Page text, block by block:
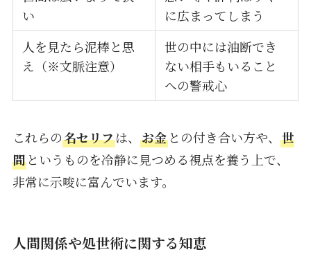
い
に広まってしまう
人を見たら泥棒と思
え（※文脈注意）
世の中には油断でき
ない相手もいること
への警戒心
これらの名セリフは、 お金との付き合い方や、 世
間というものを冷静に見つめる視点を養う上で、
非常に示唆に富んでいます。
人間関係や処世術に関する知恵